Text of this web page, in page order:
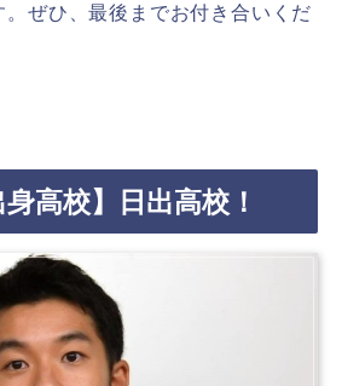
。ぜひ、最後までお付き合いくだ
高校】日出高校！